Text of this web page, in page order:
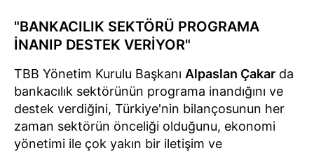
"BANKACILIK SEKTÖRÜ PROGRAMA
İNANIP DESTEK VERİYOR"
TBB Yönetim Kurulu Başkanı Alpaslan Çakar da
bankacılık sektörünün programa inandığını ve
destek verdiğini, Türkiye'nin bilançosunun her
zaman sektörün önceliği olduğunu, ekonomi
yönetimi ile çok yakın bir iletişim ve